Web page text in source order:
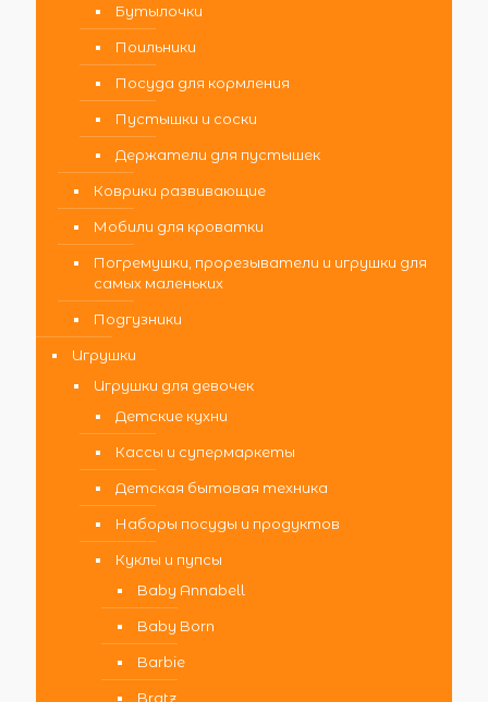
Бутылочки
Поильники
Посуда для кормления
Пустышки и соски
Держатели для пустышек
Коврики развивающие
Мобили для кроватки
Погремушки, прорезыватели и игрушки для
самых маленьких
Подгузники
Игрушки
Игрушки для девочек
Детские кухни
Кассы и супермаркеты
Детская бытовая техника
Наборы посуды и продуктов
Куклы и пупсы
Baby Annabell
Baby Born
Barbie
Bratz